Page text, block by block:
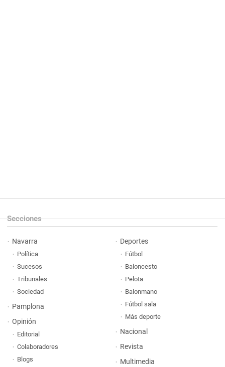
Secciones
Navarra
Política
Sucesos
Tribunales
Sociedad
Pamplona
Opinión
Editorial
Colaboradores
Blogs
Deportes
Fútbol
Baloncesto
Pelota
Balonmano
Fútbol sala
Más deporte
Nacional
Revista
Multimedia